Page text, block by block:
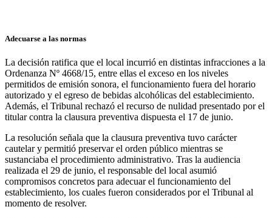
Adecuarse a las normas
La decisión ratifica que el local incurrió en distintas infracciones a la
Ordenanza Nº 4668/15, entre ellas el exceso en los niveles
permitidos de emisión sonora, el funcionamiento fuera del horario
autorizado y el egreso de bebidas alcohólicas del establecimiento.
Además, el Tribunal rechazó el recurso de nulidad presentado por el
titular contra la clausura preventiva dispuesta el 17 de junio.
La resolución señala que la clausura preventiva tuvo carácter
cautelar y permitió preservar el orden público mientras se
sustanciaba el procedimiento administrativo. Tras la audiencia
realizada el 29 de junio, el responsable del local asumió
compromisos concretos para adecuar el funcionamiento del
establecimiento, los cuales fueron considerados por el Tribunal al
momento de resolver.